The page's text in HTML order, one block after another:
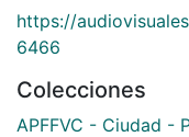
https://
6466
Colecciones
APFFVC - Ciudad -